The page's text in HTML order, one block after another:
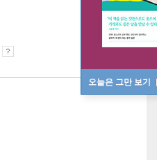
오늘은 그만 보기